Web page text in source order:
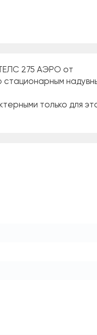
275 АЭРО от
стационарным
только для